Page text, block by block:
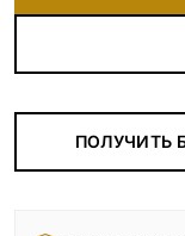
ПОЛУЧИТЬ